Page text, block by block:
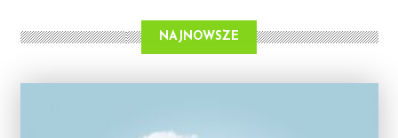
NAJNOWSZE